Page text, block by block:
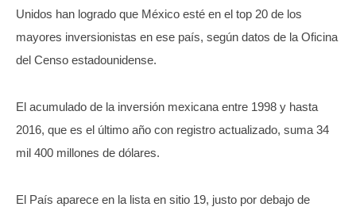
Unidos han logrado que México esté en el top 20 de los
mayores inversionistas en ese país, según datos de la Oficina
del Censo estadounidense.
El acumulado de la inversión mexicana entre 1998 y hasta
2016, que es el último año con registro actualizado, suma 34
mil 400 millones de dólares.
El País aparece en la lista en sitio 19, justo por debajo de